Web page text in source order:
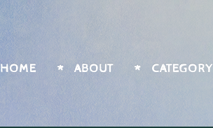
HOME ABOUT CATEGORY